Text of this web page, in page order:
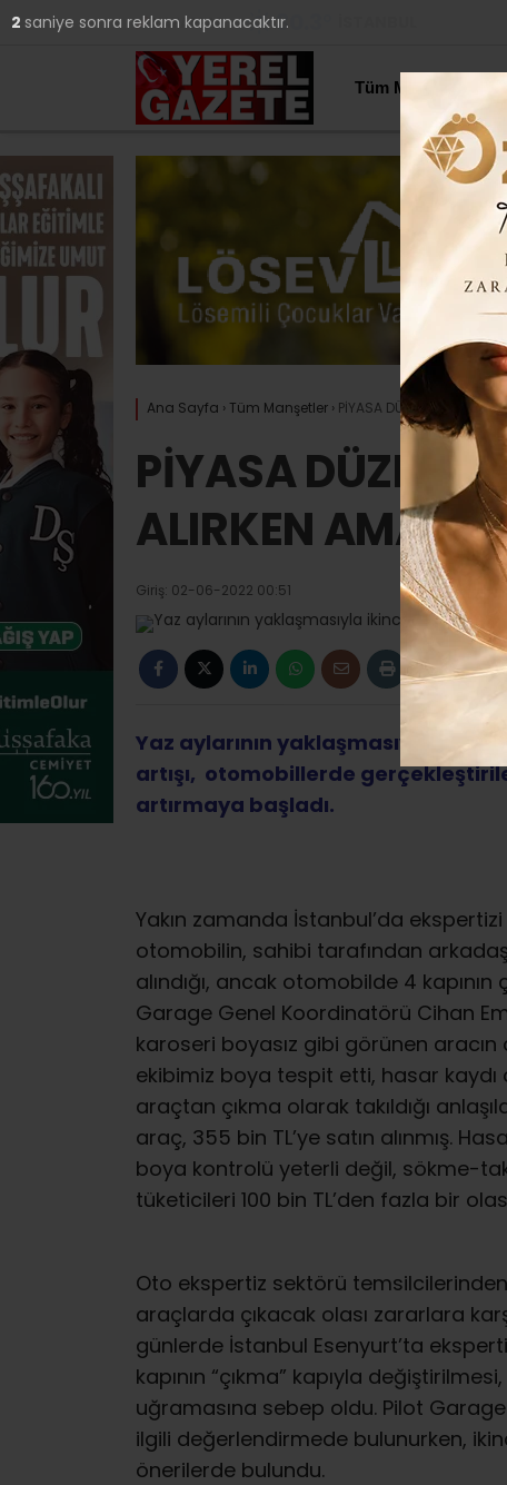
YAZARLAR 30.3
Tüm Manşetler
Ana Sayfa › Tüm Manşetler › PİYASA DÜZENBAZ DOLU,
PİYASA
ALIRKEN AMAN
Giriş: 02-06-2022 00:51
Yaz aylarının yaklaşmasıyla
artışı, otomobillerde
artırmaya başladı.
Yakın zamanda İstanbul’da
otomobilin, sahibi tarafından
alındığı, ancak otomobilde 4 kapının
Garage Genel Koordinatörü Cihan
karoseri boyasız gibi görünen
ekibimiz boya tespit etti, hasar kaydı
araçtan çıkma olarak takıldığı
araç, 355 bin TL’ye satın alınmış.
boya kontrolü yeterli değil, sökme-
tüketicileri 100 bin TL’den fazla bir
Oto ekspertiz sektörü
araçlarda çıkacak olası zararlara
günlerde İstanbul Esenyurt’ta
kapının “çıkma” kapıyla
uğramasına sebep oldu. Pilot
ilgili değerlendirmede bulunurken,
önerilerde bulundu.
1 saniye sonra reklam kapanacaktır.